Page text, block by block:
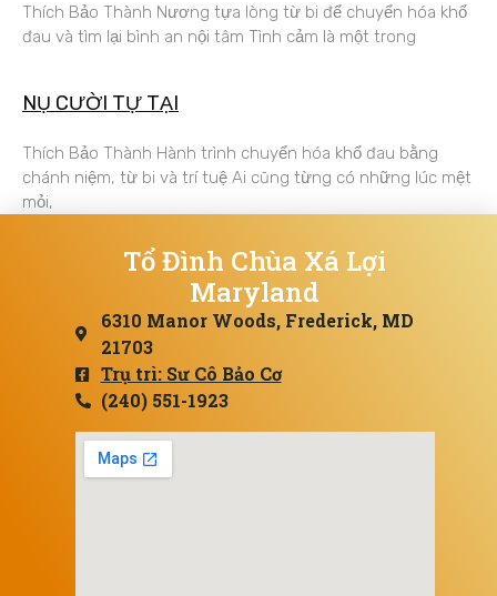
Thích Bảo Thành Nương tựa lòng từ bi để chuyển hóa khổ
đau và tìm lại bình an nội tâm Tình cảm là một trong
NỤ CƯỜI TỰ TẠI
Thích Bảo Thành Hành trình chuyển hóa khổ đau bằng
chánh niệm, từ bi và trí tuệ Ai cũng từng có những lúc mệt
mỏi,
Tổ Đình Chùa Xá Lợi
Maryland
6310 Manor Woods, Frederick, MD
21703
Trụ trì: Sư Cô Bảo Cơ
(240) 551-1923